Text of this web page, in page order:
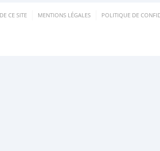
CE SITE MENTIONS LÉGALES POLITIQUE DE